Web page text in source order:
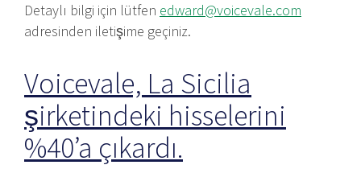
Detaylı bilgi için lütfen edward@voicevale.com
adresinden iletişime geçiniz.
Voicevale, La Sicilia
şirketindeki hisselerini
%40’a çıkardı.